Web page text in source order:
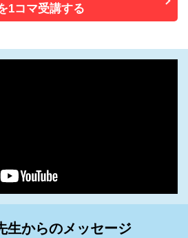
1コマ受講する
生からのメッセージ